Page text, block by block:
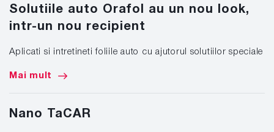
Solutiile auto Orafol au un nou look,
intr-un nou recipient
Aplicati si intretineti foliile auto cu ajutorul solutiilor speciale
Mai mult
Nano TaCAR